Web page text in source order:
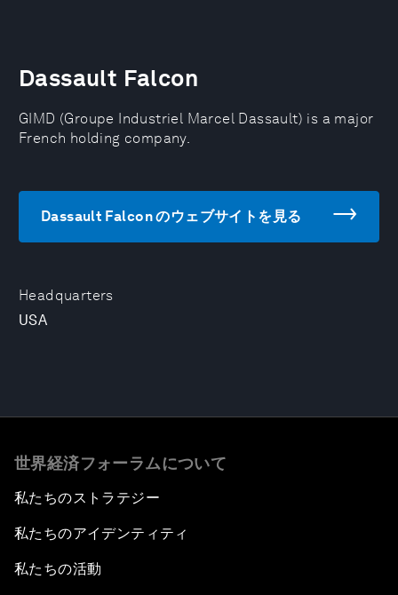
Headquarters
USA
Dassault Falcon
GIMD (Groupe Industriel Marcel Dassault) is a major
French holding company.
Dassault Falcon のウェブサイトを見る
世界経済フォーラムについて
私たちのストラテジー
私たちのアイデンティティ
私たちの活動